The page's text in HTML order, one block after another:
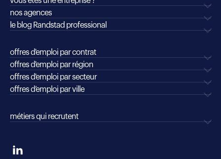
nos agences
le blog Randstad professional
offres d'emploi par contrat
offres d'emploi par région
offres d'emploi par secteur
offres d’emploi par ville
métiers qui recrutent